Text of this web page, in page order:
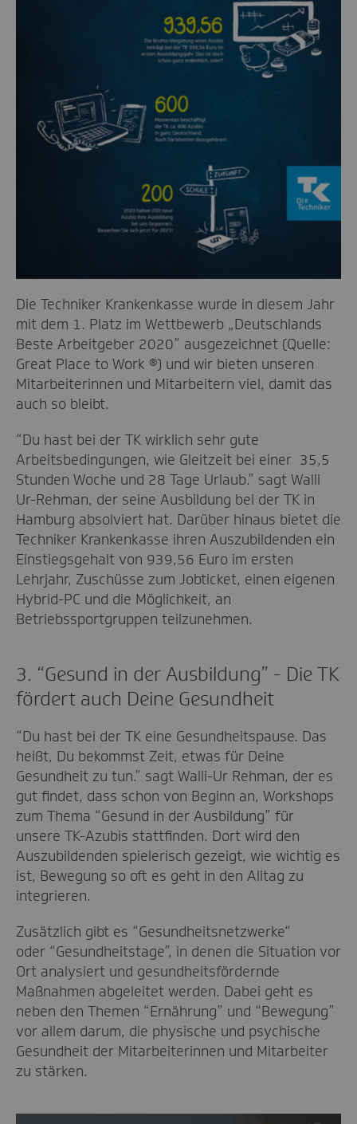
Die Techniker Krankenkasse wurde in diesem Jahr
mit dem 1. Platz im Wettbewerb „Deutschlands
Beste Arbeitgeber 2020” ausgezeichnet (Quelle:
Great Place to Work ®) und wir bieten unseren
Mitarbeiterinnen und Mitarbeitern viel, damit das
auch so bleibt.
“Du hast bei der TK wirklich sehr gute
Arbeitsbedingungen, wie Gleitzeit bei einer 35,5
Stunden Woche und 28 Tage Urlaub.” sagt Walli
Ur-Rehman, der seine Ausbildung bei der TK in
Hamburg absolviert hat. Darüber hinaus bietet die
Techniker Krankenkasse ihren Auszubildenden ein
Einstiegsgehalt von 939,56 Euro im ersten
Lehrjahr, Zuschüsse zum Jobticket, einen eigenen
Hybrid-PC und die Möglichkeit, an
Betriebssportgruppen teilzunehmen.
3. “Gesund in der Ausbildung” - Die TK
fördert auch Deine Gesundheit
“Du hast bei der TK eine Gesundheitspause. Das
heißt, Du bekommst Zeit, etwas für Deine
Gesundheit zu tun.” sagt Walli-Ur Rehman, der es
gut findet, dass schon von Beginn an, Workshops
zum Thema “Gesund in der Ausbildung” für
unsere TK-Azubis stattfinden. Dort wird den
Auszubildenden spielerisch gezeigt, wie wichtig es
ist, Bewegung so oft es geht in den Alltag zu
integrieren.
Zusätzlich gibt es “Gesundheitsnetzwerke“
oder “Gesundheitstage”, in denen die Situation vor
Ort analysiert und gesundheitsfördernde
Maßnahmen abgeleitet werden. Dabei geht es
neben den Themen “Ernährung” und “Bewegung”
vor allem darum, die physische und psychische
Gesundheit der Mitarbeiterinnen und Mitarbeiter
zu stärken.